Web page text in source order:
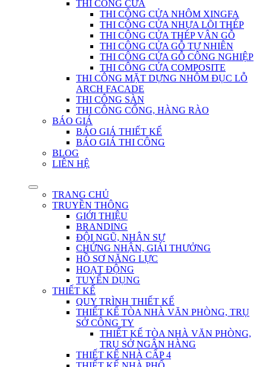
THI CÔNG CỬA
THI CÔNG CỬA NHÔM XINGFA
THI CÔNG CỬA NHỰA LÕI THÉP
THI CÔNG CỬA THÉP VÂN GỖ
THI CÔNG CỬA GỖ TỰ NHIÊN
THI CÔNG CỬA GỖ CÔNG NGHIỆP
THI CÔNG CỬA COMPOSITE
THI CÔNG MẶT DỰNG NHÔM ĐỤC LỖ
ARCH FACADE
THI CÔNG SÀN
THI CÔNG CỔNG, HÀNG RÀO
BÁO GIÁ
BÁO GIÁ THIẾT KẾ
BÁO GIÁ THI CÔNG
BLOG
LIÊN HỆ
TRANG CHỦ
TRUYỀN THÔNG
GIỚI THIỆU
BRANDING
ĐỘI NGŨ, NHÂN SỰ
CHỨNG NHẬN, GIẢI THƯỞNG
HỒ SƠ NĂNG LỰC
HOẠT ĐỘNG
TUYỂN DỤNG
THIẾT KẾ
QUY TRÌNH THIẾT KẾ
THIẾT KẾ TÒA NHÀ VĂN PHÒNG, TRỤ
SỞ CÔNG TY
THIẾT KẾ TÒA NHÀ VĂN PHÒNG,
TRỤ SỞ NGÂN HÀNG
THIẾT KẾ NHÀ CẤP 4